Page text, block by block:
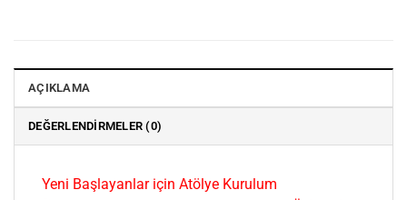
AÇIKLAMA
DEĞERLENDIRMELER (0)
Yeni Başlayanlar için Atölye Kurulum